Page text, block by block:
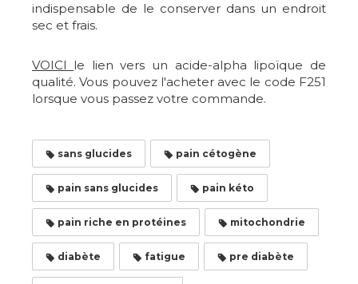
indispensable de le conserver dans un endroit
sec et frais.
VOICI le lien vers un acide-alpha lipoïque de
qualité. Vous pouvez l'acheter avec le code F251
lorsque vous passez votre commande.
sans glucides pain cétogène
pain sans glucides pain kéto
pain riche en protéines mitochondrie
diabète fatigue pre diabète